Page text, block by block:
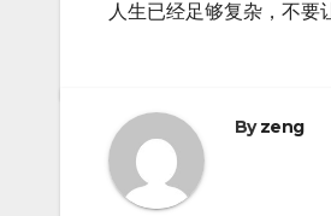
人生已经足够复杂，不要
Byzeng